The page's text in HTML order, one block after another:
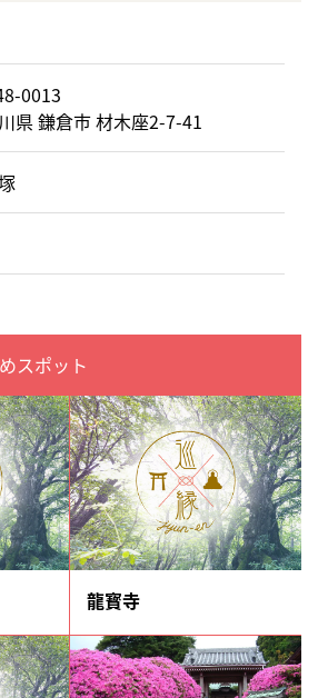
0013
県 鎌倉市 材木座2-7-41
スポット
龍寳寺